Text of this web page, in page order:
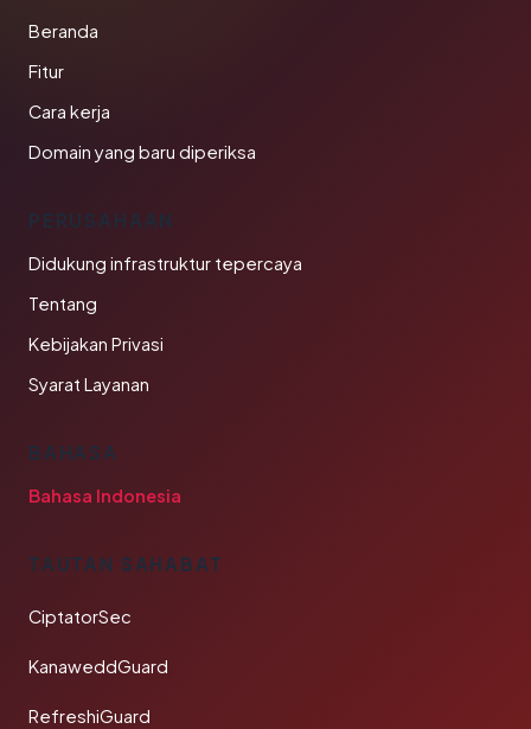
Beranda
Fitur
Cara kerja
Domain yang baru diperiksa
PERUSAHAAN
Didukung infrastruktur tepercaya
Tentang
Kebijakan Privasi
Syarat Layanan
BAHASA
Bahasa Indonesia
TAUTAN SAHABAT
CiptatorSec
KanaweddGuard
RefreshiGuard